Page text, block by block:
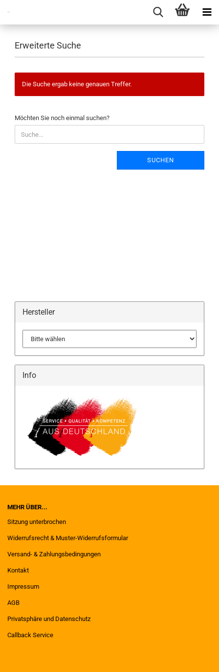
Erweiterte Suche
Die Suche ergab keine genauen Treffer.
MÖCHTEN
SIE
NOCH
EINMAL
Möchten Sie noch einmal suchen?
SUCHEN
Hersteller
Info
MEHR ÜBER...
Sitzung unterbrochen
Widerrufsrecht & Muster-Widerrufsformular
Versand- & Zahlungsbedingungen
Kontakt
Impressum
AGB
Privatsphäre und Datenschutz
Callback Service